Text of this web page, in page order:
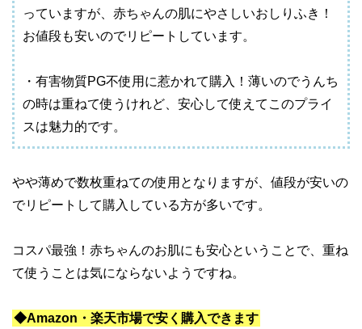
っていますが、赤ちゃんの肌にやさしいおしりふき！
お値段も安いのでリピートしています。
・有害物質PG不使用に惹かれて購入！薄いのでうんち
の時は重ねて使うけれど、安心して使えてこのプライ
スは魅力的です。
やや薄めで数枚重ねての使用となりますが、値段が安いの
でリピートして購入している方が多いです。
コスパ最強！赤ちゃんのお肌にも安心ということで、重ね
て使うことは気にならないようですね。
◆Amazon・楽天市場で安く購入できます